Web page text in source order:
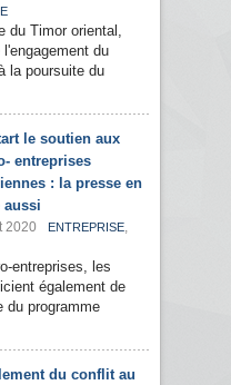
du Timor oriental,
du
la poursuite du
le soutien aux
entreprises
: la presse en
aussi
2020 ENTREPRISE,
entreprises, les
également de
du programme
du conflit au